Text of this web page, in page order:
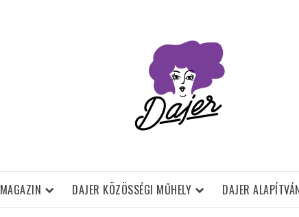
MAGAZIN DAJER KÖZÖSSÉGI MŰHELY DAJER